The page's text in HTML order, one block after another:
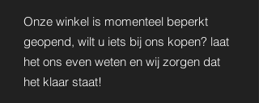
Onze winkel is momenteel beperkt
geopend, wilt u iets bij ons kopen? laat
het ons even weten en wij zorgen dat
het klaar staat!